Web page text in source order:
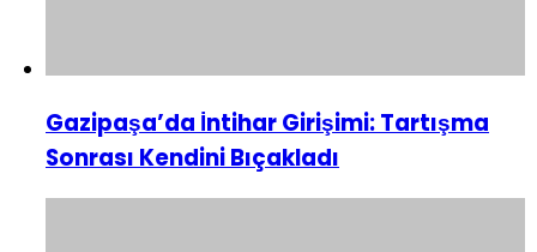
Gazipaşa’da İntihar Girişimi: Tartışma
Sonrası Kendini Bıçakladı